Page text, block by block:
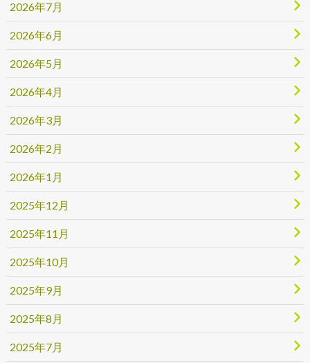
2026年7月
2026年6月
2026年5月
2026年4月
2026年3月
2026年2月
2026年1月
2025年12月
2025年11月
2025年10月
2025年9月
2025年8月
2025年7月